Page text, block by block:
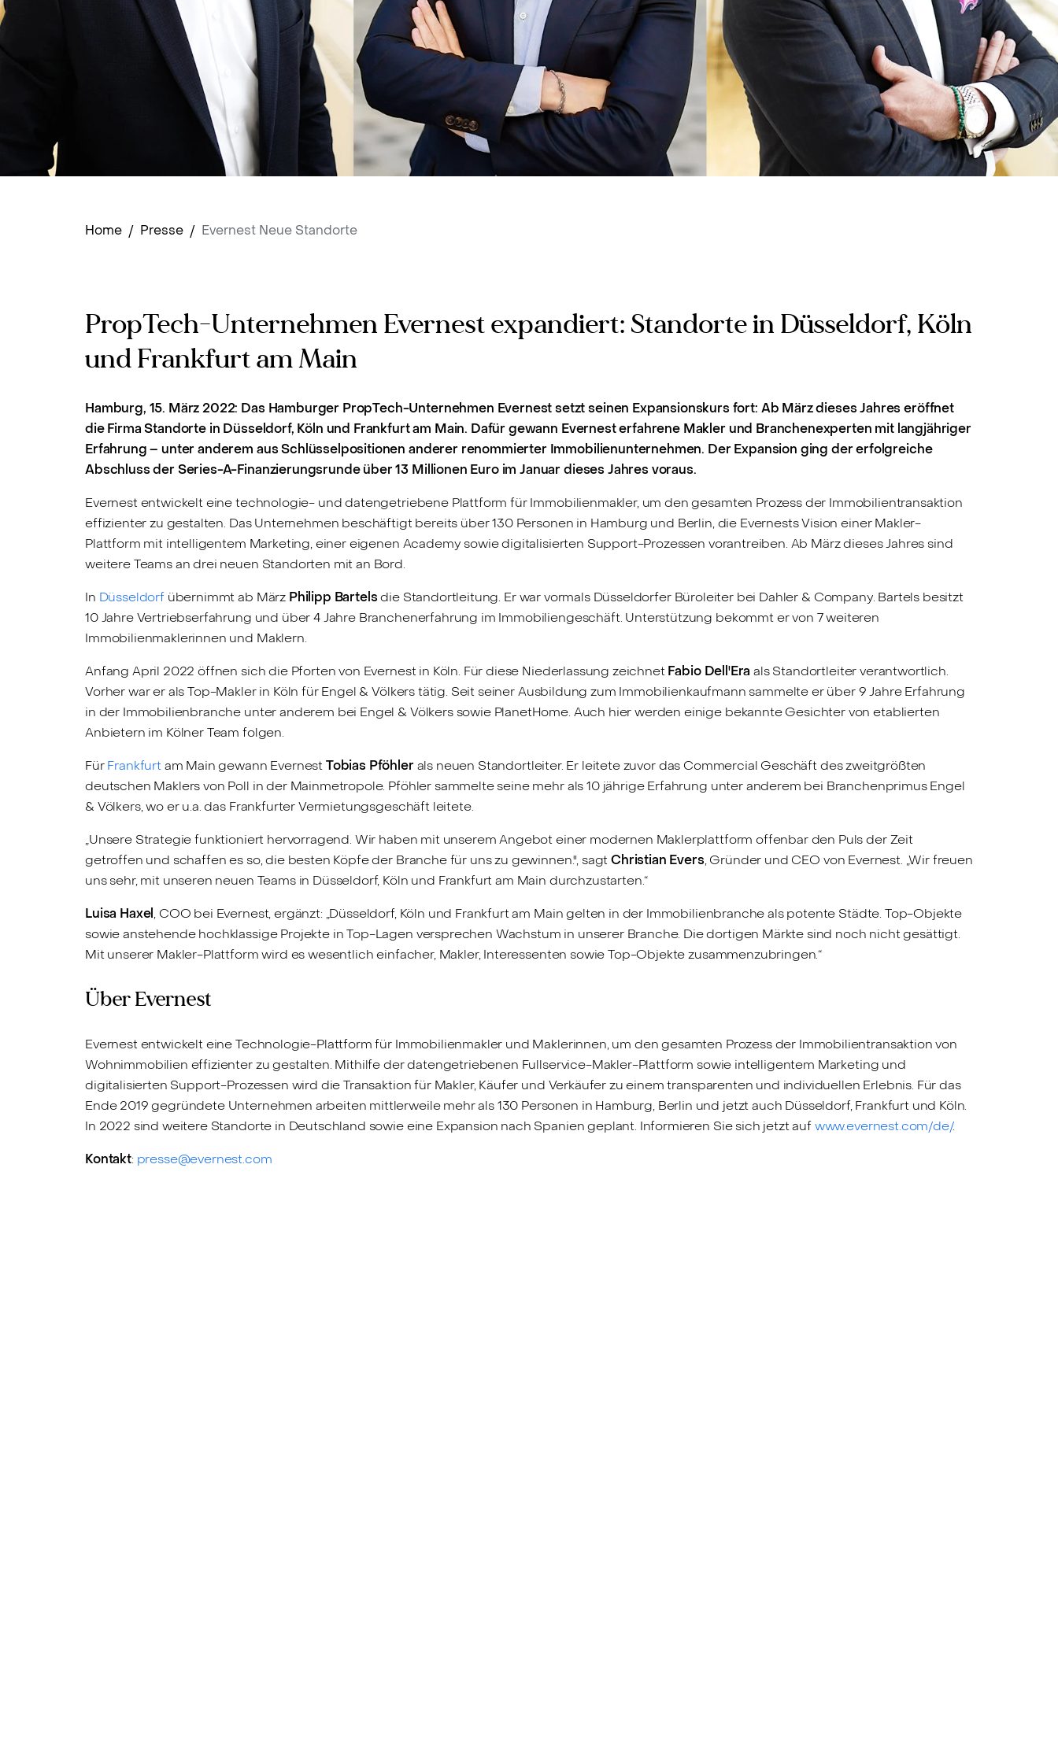
Home / Presse / Evernest Neue Standorte
PropTech-Unternehmen Evernest expandiert: Standorte in Düsseldorf, Köln
und Frankfurt am Main
Hamburg, 15. März 2022: Das Hamburger PropTech-Unternehmen Evernest setzt seinen Expansionskurs fort: Ab März dieses Jahres eröffnet
die Firma Standorte in Düsseldorf, Köln und Frankfurt am Main. Dafür gewann Evernest erfahrene Makler und Branchenexperten mit langjähriger
Erfahrung – unter anderem aus Schlüsselpositionen anderer renommierter Immobilienunternehmen. Der Expansion ging der erfolgreiche
Abschluss der Series-A-Finanzierungsrunde über 13 Millionen Euro im Januar dieses Jahres voraus.
Evernest entwickelt eine technologie- und datengetriebene Plattform für Immobilienmakler, um den gesamten Prozess der Immobilientransaktion
effizienter zu gestalten. Das Unternehmen beschäftigt bereits über 130 Personen in Hamburg und Berlin, die Evernests Vision einer Makler-
Plattform mit intelligentem Marketing, einer eigenen Academy sowie digitalisierten Support-Prozessen vorantreiben. Ab März dieses Jahres sind
weitere Teams an drei neuen Standorten mit an Bord.
In Düsseldorfübernimmt ab März Philipp Bartelsdie Standortleitung. Er war vormals Düsseldorfer Büroleiter bei Dahler & Company. Bartels besitzt
10 Jahre Vertriebserfahrung und über 4 Jahre Branchenerfahrung im Immobiliengeschäft. Unterstützung bekommt er von 7 weiteren
Immobilienmaklerinnen und Maklern.
Anfang April 2022 öffnen sich die Pforten von Evernest in Köln. Für diese Niederlassung zeichnetFabio Dell'Era als Standortleiter verantwortlich.
Vorher war er als Top-Makler in Köln für Engel & Völkers tätig. Seit seiner Ausbildung zum Immobilienkaufmann sammelte er über 9 Jahre Erfahrung
in der Immobilienbranche unter anderem bei Engel & Völkers sowie PlanetHome. Auch hier werden einige bekannte Gesichter von etablierten
Anbietern im Kölner Team folgen.
FürFrankfurtam Main gewann EvernestTobias Pföhler als neuen Standortleiter. Er leitete zuvor das Commercial Geschäft des zweitgrößten
deutschen Maklers von Poll in der Mainmetropole. Pföhler sammelte seine mehr als 10 jährige Erfahrung unter anderem bei Branchenprimus Engel
& Völkers, wo er u.a. das Frankfurter Vermietungsgeschäft leitete.
„Unsere Strategie funktioniert hervorragend. Wir haben mit unserem Angebot einer modernen Maklerplattform offenbar den Puls der Zeit
getroffen und schaffen es so, die besten Köpfe der Branche für uns zu gewinnen.", sagtChristian Evers, Gründer und CEO von Evernest. „Wir freuen
uns sehr, mit unseren neuen Teams in Düsseldorf, Köln und Frankfurt am Main durchzustarten.“
Luisa Haxel, COO bei Evernest, ergänzt: „Düsseldorf, Köln und Frankfurt am Main gelten in der Immobilienbranche als potente Städte. Top-Objekte
sowie anstehende hochklassige Projekte in Top-Lagen versprechen Wachstum in unserer Branche. Die dortigen Märkte sind noch nicht gesättigt.
Mit unserer Makler-Plattform wird es wesentlich einfacher, Makler, Interessenten sowie Top-Objekte zusammenzubringen.“
Über Evernest
Evernest entwickelt eine Technologie-Plattform für Immobilienmakler und Maklerinnen, um den gesamten Prozess der Immobilientransaktion von
Wohnimmobilien effizienter zu gestalten. Mithilfe der datengetriebenen Fullservice-Makler-Plattform sowie intelligentem Marketing und
digitalisierten Support-Prozessen wird die Transaktion für Makler, Käufer und Verkäufer zu einem transparenten und individuellen Erlebnis. Für das
Ende 2019 gegründete Unternehmen arbeiten mittlerweile mehr als 130 Personen in Hamburg, Berlin und jetzt auch Düsseldorf, Frankfurt und Köln.
In 2022 sind weitere Standorte in Deutschland sowie eine Expansion nach Spanien geplant. Informieren Sie sich jetzt aufwww.evernest.com/de/.
Kontakt: presse@evernest.com